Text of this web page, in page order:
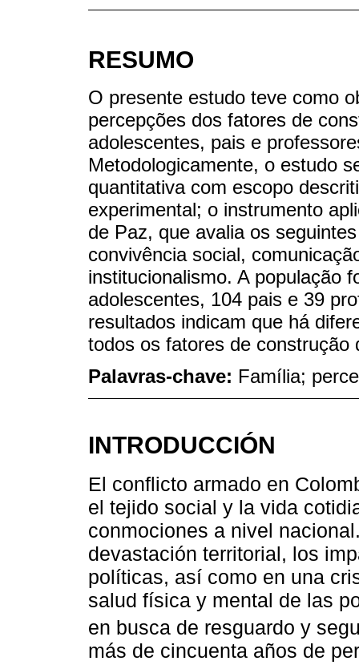
RESUMO
O presente estudo teve como
percepções dos fatores de
adolescentes, pais e
Metodologicamente, o estudo
quantitativa com escopo
experimental; o instrumento
de Paz, que avalia os
convivência social,
institucionalismo. A população
adolescentes, 104 pais e 39
resultados indicam que há
todos os fatores de construção
Palavras-chave: Família;
INTRODUCCIÓN
El conflicto armado en
el tejido social y la vida
conmociones a nivel
devastación territorial, los
políticas, así como en una
salud física y mental de las
en busca de resguardo y
más de cincuenta años de